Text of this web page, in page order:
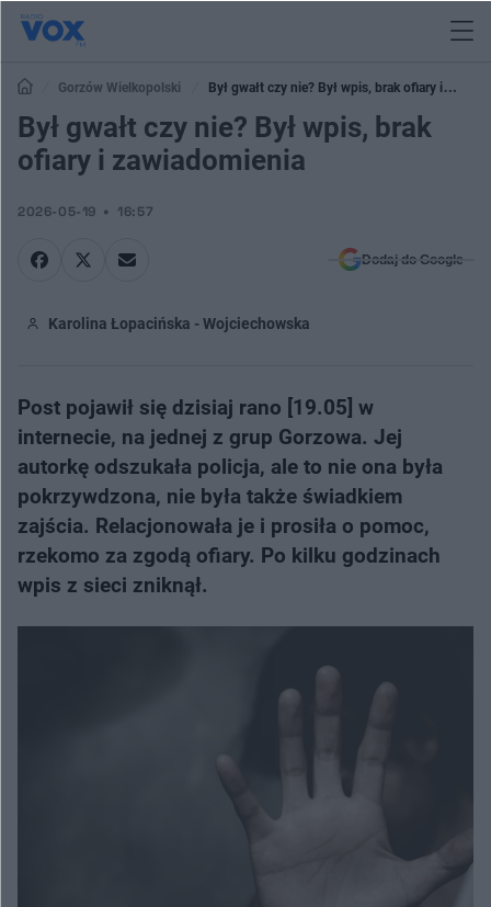
Gorzów Wielkopolski
Był gwałt czy nie? Był wpis, brak ofiary i
zawiadomienia
Był gwałt czy nie? Był wpis, brak
ofiary i zawiadomienia
2026-05-19 16:57
Dodaj do Google
Karolina Łopacińska - Wojciechowska
Post pojawił się dzisiaj rano [19.05] w
internecie, na jednej z grup Gorzowa. Jej
autorkę odszukała policja, ale to nie ona była
pokrzywdzona, nie była także świadkiem
zajścia. Relacjonowała je i prosiła o pomoc,
rzekomo za zgodą ofiary. Po kilku godzinach
wpis z sieci zniknął.